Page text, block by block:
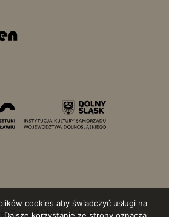
Dolnośląski | Upublicznienie
cookies aby świadczyć usługi na